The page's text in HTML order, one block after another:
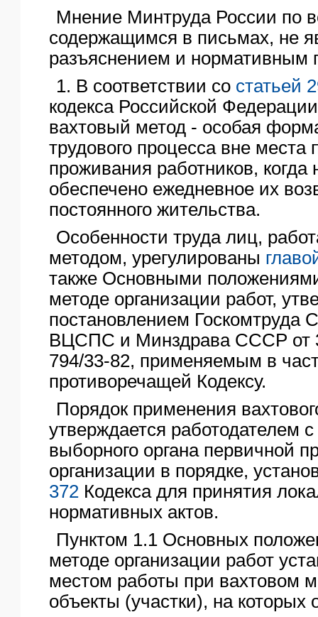
Мнение Минтруда России по
содержащимся в письмах, не
разъяснением и нормативным
1. В соответствии со статьей
кодекса Российской
вахтовый метод - особая
трудового процесса вне места
проживания работников,
обеспечено ежедневное их
постоянного жительства.
Особенности труда лиц,
методом, урегулированы
также Основными
методе организации работ,
постановлением Госкомтруда
ВЦСПС и Минздрава СССР от
794/33-82, применяемым в
противоречащей Кодексу.
Порядок применения
утверждается работодателем
выборного органа первичной
организации в порядке,
372 Кодекса для принятия
нормативных актов.
Пунктом 1.1 Основных
методе организации работ
местом работы при вахтовом
объекты (участки), на которых